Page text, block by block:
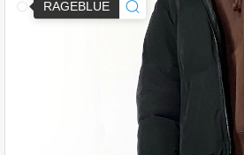
RAGEBLUE